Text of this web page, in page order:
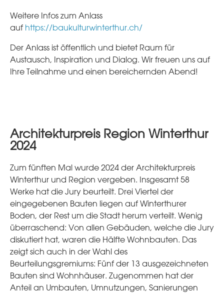
Weitere Infos zum Anlass
auf https://baukulturwinterthur.ch/
Der Anlass ist öffentlich und bietet Raum für
Austausch, Inspiration und Dialog. Wir freuen uns auf
Ihre Teilnahme und einen bereichernden Abend!
Architekturpreis Region Winterthur
2024
Zum fünften Mal wurde 2024 der Architekturpreis
Winterthur und Region vergeben. Insgesamt 58
Werke hat die Jury beurteilt. Drei Viertel der
eingegebenen Bauten liegen auf Winterthurer
Boden, der Rest um die Stadt herum verteilt. Wenig
überraschend: Von allen Gebäuden, welche die Jury
diskutiert hat, waren die Hälfte Wohnbauten. Das
zeigt sich auch in der Wahl des
Beurteilungsgremiums: Fünf der 13 ausgezeichneten
Bauten sind Wohnhäuser. Zugenommen hat der
Anteil an Umbauten, Umnutzungen, Sanierungen